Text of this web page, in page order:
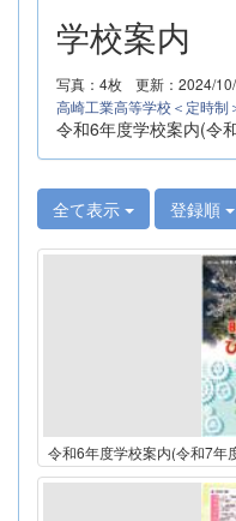
学校案内
写真：4枚 更新：2024/
高崎工業高等学校＜定時制
令和6年度学校案内(令
全て表示 登録順
令和6年度学校案内(令和7年